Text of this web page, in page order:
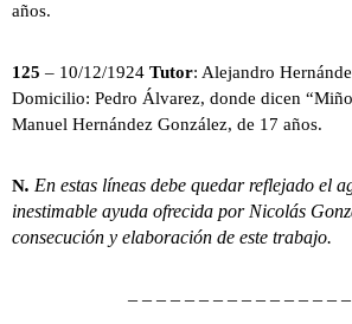
años.
125 – 10/12/1924 Tutor: Alejandro
Domicilio: Pedro Álvarez, donde dicen
Manuel Hernández González, de 17 años.
N. En estas líneas debe quedar reflejado el
inestimable ayuda ofrecida por Nicolás
consecución y elaboración de este trabajo.
– – – – – – – – – – – – – – –